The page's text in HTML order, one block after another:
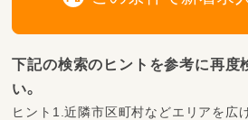
下記の検索のヒントを参考に再度
い。
ヒント1.近隣市区町村などエリアを広げ